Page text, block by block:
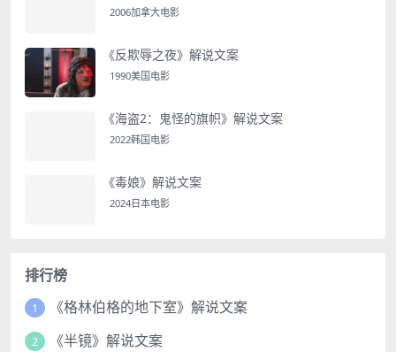
2006加拿大电影
《反欺辱之夜》解说文案
1990美国电影
《海盗2：鬼怪的旗帜》解说文案
2022韩国电影
《毒娘》解说文案
2024日本电影
排行榜
1 《格林伯格的地下室》解说文案
2 《半镜》解说文案